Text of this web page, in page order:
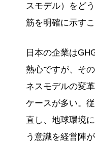
スモデル）をど
筋を明確に示す
日本の企業は
熱心ですが、そ
ネスモデルの変
ケースが多い。
直し、地球環境
う意識を経営陣